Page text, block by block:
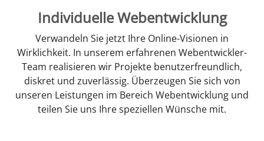
Individuelle Webentwicklung
Verwandeln Sie jetzt Ihre Online-Visionen in
Wirklichkeit. In unserem erfahrenen Webentwickler-
Team realisieren wir Projekte benutzerfreundlich,
diskret und zuverlässig. Überzeugen Sie sich von
unseren Leistungen im Bereich Webentwicklung und
teilen Sie uns Ihre speziellen Wünsche mit.